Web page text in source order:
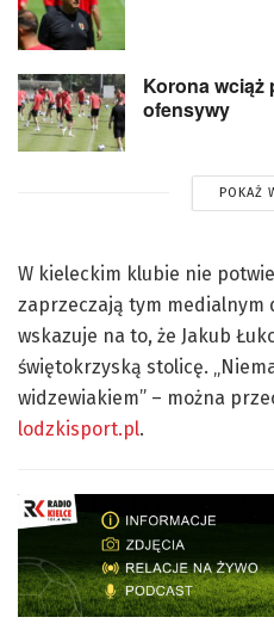
Korona wciąż
ofensywy
POKAŻ
W kieleckim klubie nie
zaprzeczają tym medialnym
wskazuje na to, że Jakub
świętokrzyską stolicę.
widzewiakiem” – można
lodzkisport.pl.